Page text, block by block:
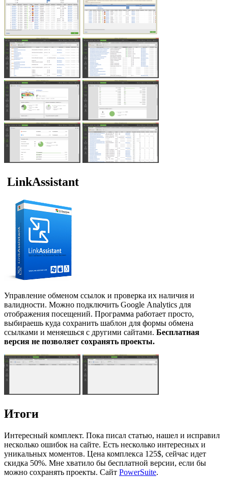
LinkAssistant
Управление обменом ссылок и проверка их наличия и
валидности. Можно подключить Google Analytics для
отображения посещений. Программа работает просто,
выбираешь куда сохранить шаблон для формы обмена
ссылками и меняешься с другими сайтами. Бесплатная
версия не позволяет сохранять проекты.
Итоги
Интересный комплект. Пока писал статью, нашел и исправил
несколько ошибок на сайте. Есть несколько интересных и
уникальных моментов. Цена комплекса 125$, сейчас идет
скидка 50%. Мне хватило бы бесплатной версии, если бы
можно сохранять проекты. Сайт PowerSuite.